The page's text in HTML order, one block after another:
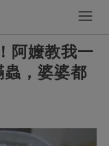
阿嬤教我一
，婆婆都